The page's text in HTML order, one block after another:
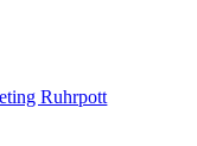
Ruhrpott